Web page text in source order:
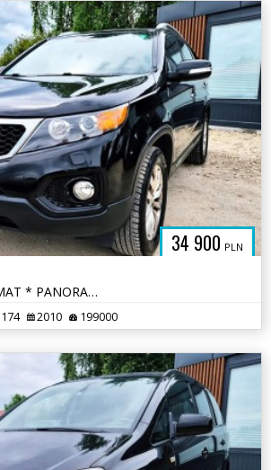
34 900 PLN
BENZYNA * AUTOMAT * PANORAMA * super * okazja * polecamy
2010 199000